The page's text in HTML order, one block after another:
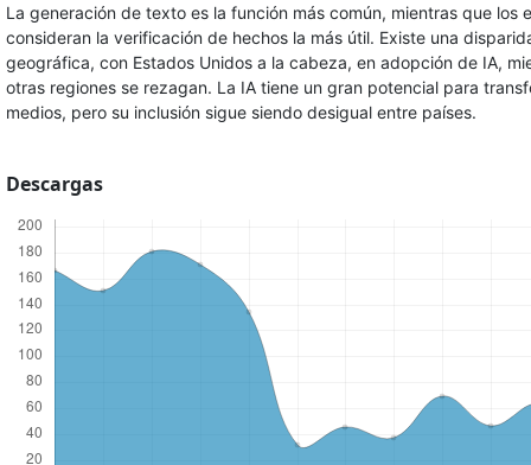
La generación de texto es la función más común, mientras que los
consideran la verificación de hechos la más útil. Existe una
geográfica, con Estados Unidos a la cabeza, en adopción de IA,
otras regiones se rezagan. La IA tiene un gran potencial para
medios, pero su inclusión sigue siendo desigual entre países.
Descargas